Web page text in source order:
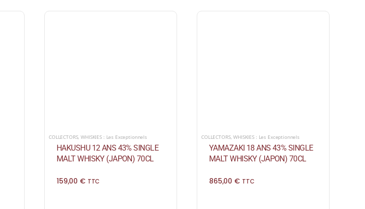
COLLECTORS,WHISKIES : Les Exceptionnels
HAKUSHU 12 ANS 43% SINGLE
MALT WHISKY (JAPON) 70CL
159,00 € TTC
COLLECTORS,WHISKIES : Les Exceptionnels
YAMAZAKI 18 ANS 43% SINGLE
MALT WHISKY (JAPON) 70CL
865,00 € TTC